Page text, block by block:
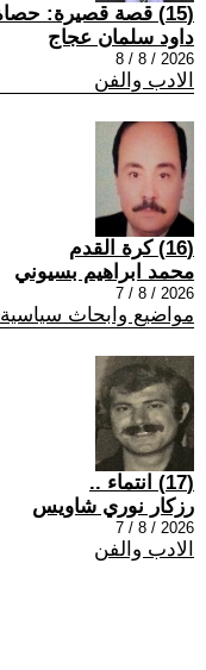
(15) قصة قصيرة: حصاة على الجبين
داود سلمان عجاج
2026 / 8 / 8
الادب والفن
(16) كرة القدم
محمد ابراهيم بسيوني
2026 / 8 / 7
مواضيع وابحاث سياسية
(17) انتماء ..
رزكار نوري شاويس
2026 / 8 / 7
الادب والفن